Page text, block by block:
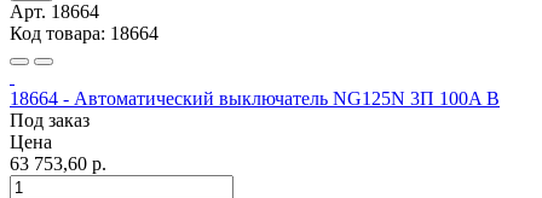
Арт. 18664
Код товара: 18664
18664 - Автоматический выключатель NG125N 3П 100A B
Под заказ
Цена
63 753,60 р.